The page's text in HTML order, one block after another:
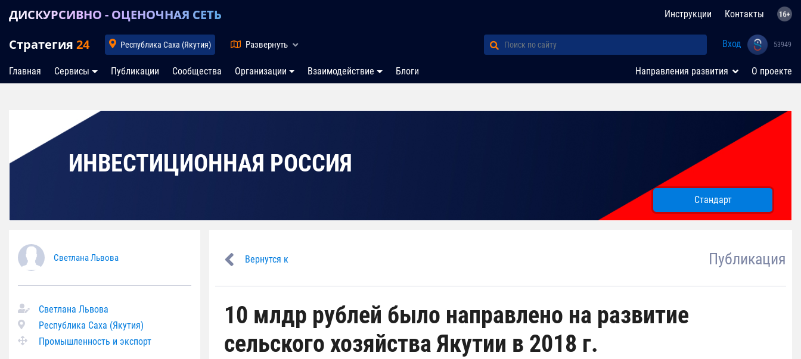
ДИСКУРСИВНО - ОЦЕНОЧНАЯ СЕТЬ Инструкции Контакты
Стратегия 24 Республика Саха (Якутия) Развернуть Вход 53949
Главная Сервисы Публикации Сообщества Организации Взаимодействие Блоги Направления развития О проекте
ИНВЕСТИЦИОННАЯ РОССИЯ
Стандарт
Светлана Львова
Светлана Львова
Республика Саха (Якутия)
Промышленность и экспорт
Вернутся к Публикация
10 млдр рублей было направлено на развитие
сельского хозяйства Якутии в 2018 г.